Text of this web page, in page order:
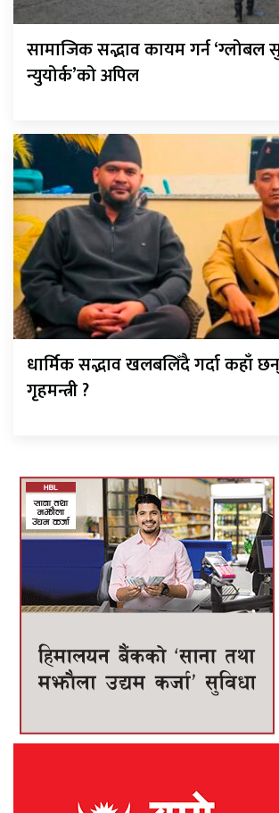
सामाजिक सद्भाव कायम गर्न ‘ग्लोबल
न्युयोर्क’को अपिल
धार्मिक सद्भाव खलबलिँदै गर्दा कहाँ छन्
गृहमन्त्री ?